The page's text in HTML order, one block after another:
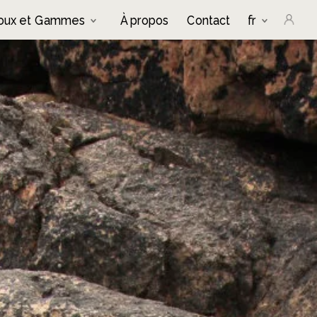
et Gammes À propos Contact fr